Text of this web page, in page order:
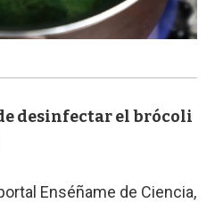
desinfectar el brócoli
Enséñame de Ciencia,